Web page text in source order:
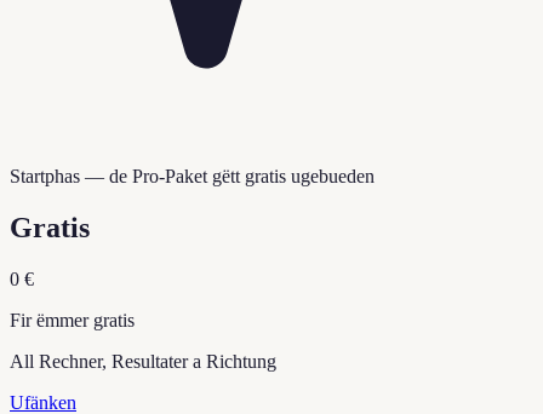
Startphas — de Pro-Paket gëtt gratis ugebueden
Gratis
0 €
Fir ëmmer gratis
All Rechner, Resultater a Richtung
Ufänken